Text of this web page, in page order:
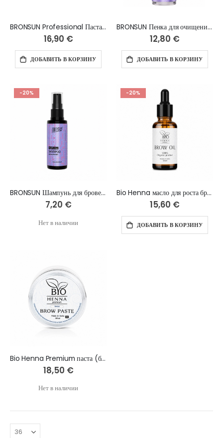
BRONSUN Professional Паста для бровей, БЕЛАЯ - 10 г
16,90 €
ДОБАВИТЬ В КОРЗИНУ
BRONSUN Пенка для очищения бровей 100 мл
12,80 €
ДОБАВИТЬ В КОРЗИНУ
-20%
BRONSUN Шампунь для бровей 50 мл
7,20 €
Нет в наличии
-20%
Bio Henna масло для роста бровей, 15 мл
15,60 €
ДОБАВИТЬ В КОРЗИНУ
Bio Henna Premium паста (белая ) - 10 мл
18,50 €
Нет в наличии